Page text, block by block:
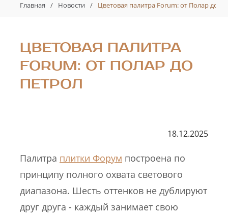
Главная / Новости / Цветовая палитра Forum: от Полар до
ЦВЕТОВАЯ ПАЛИТРА
FORUM: ОТ ПОЛАР ДО
ПЕТРОЛ
18.12.2025
Палитра плитки Форум построена по
принципу полного охвата светового
диапазона. Шесть оттенков не дублируют
друг друга - каждый занимает свою